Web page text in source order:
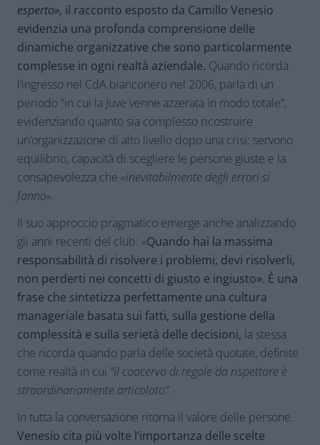
esperto», il racconto esposto da Camillo Venesio
evidenzia una profonda comprensione delle
dinamiche organizzative che sono particolarmente
complesse in ogni realtà aziendale. Quando ricorda
l’ingresso nel CdA bianconero nel 2006, parla di un
periodo “in cui la Juve venne azzerata in modo totale”,
evidenziando quanto sia complesso ricostruire
un’organizzazione di alto livello dopo una crisi: servono
equilibrio, capacità di scegliere le persone giuste e la
consapevolezza che «inevitabilmente degli errori si
fanno».
Il suo approccio pragmatico emerge anche analizzando
gli anni recenti del club: «Quando hai la massima
responsabilità di risolvere i problemi, devi risolverli,
non perderti nei concetti di giusto e ingiusto». È una
frase che sintetizza perfettamente una cultura
manageriale basata sui fatti, sulla gestione della
complessità e sulla serietà delle decisioni, la stessa
che ricorda quando parla delle società quotate, definite
come realtà in cui “il coacervo di regole da rispettare è
straordinariamente articolato”.
In tutta la conversazione ritorna il valore delle persone.
Venesio cita più volte l’importanza delle scelte